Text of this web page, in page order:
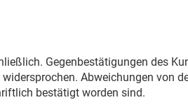
Gegenbestätigungen des
Abweichungen von
bestätigt worden sind.